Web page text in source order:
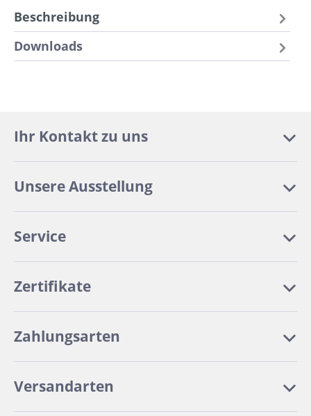
Beschreibung
Downloads
Ihr Kontakt zu uns
Unsere Ausstellung
Service
Zertifikate
Zahlungsarten
Versandarten